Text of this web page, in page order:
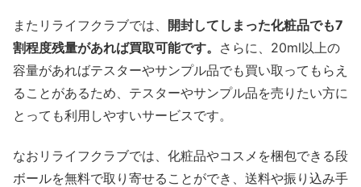
またリライフクラブでは、 開封してしまった化粧品でも7
割程度残量があれば買取可能です。 さらに、20ml以上の
容量があればテスターやサンプル品でも買い取ってもらえ
ることがあるため、テスターやサンプル品を売りたい方に
とっても利用しやすいサービスです。
なおリライフクラブでは、化粧品やコスメを梱包できる段
ボールを無料で取り寄せることができ、送料や振り込み手